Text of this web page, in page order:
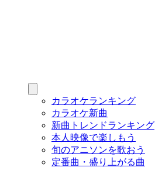
カラオケランキング
カラオケ新曲
新曲トレンドランキング
本人映像で楽しもう
旬のアニソンを歌おう
定番曲・盛り上がる曲